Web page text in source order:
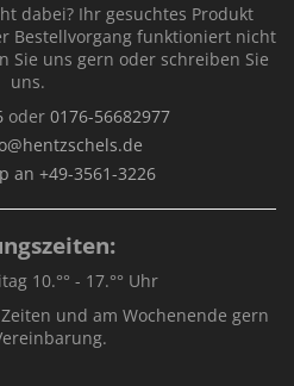
dabei? Ihr gesuchtes Produkt
Bestellvorgang funktioniert nicht
Sie uns gern oder schreiben Sie
uns.
oder 0176-56682977
an +49-3561-3226
10.°° - 17.°° Uhr
und am Wochenende gern